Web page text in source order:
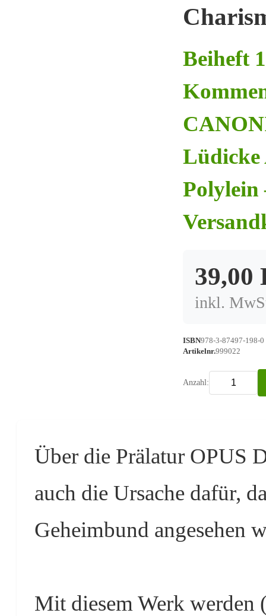
Beiheft
Lüdicke
Polylein
39,00
inkl.
ISBN978-3-87497-198-0
Artikelnr.999022
Anzahl:
Über die Prälatur OPUS
auch die Ursache dafür,
Geheimbund angesehen
Mit diesem Werk werden